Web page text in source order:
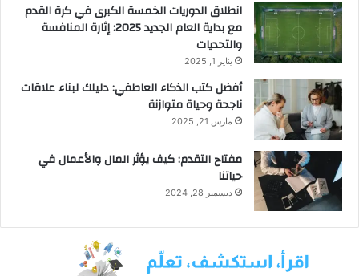
انطلاق الدوريات الخمسة الكبرى في كرة القدم
مع بداية العام الجديد 2025: إثارة المنافسة
والتحديات
يناير 1, 2025
أفضل كتب الذكاء العاطفي: دليلك لبناء علاقات
ناجحة وحياة متوازنة
مارس 21, 2025
مفتاح التقدم: كيف يؤثر المال والأعمال في
حياتنا
ديسمبر 28, 2024